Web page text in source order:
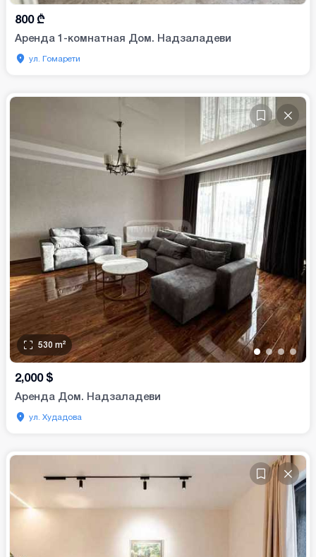
800 ₾
Аренда 1-комнатная Дом. Надзаладеви
ул. Гомарети
••••
530 m²
2,000 $
Аренда Дом. Надзаладеви
ул. Худадова